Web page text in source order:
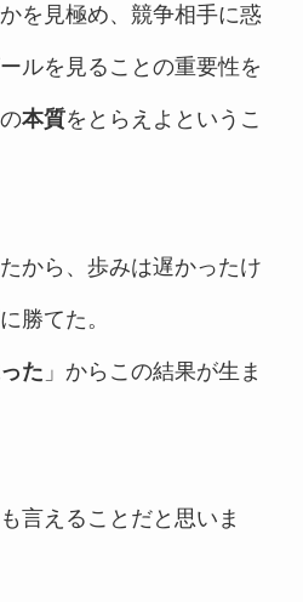
を見極め、競争相手に惑
ルを見ることの重要性を
本質をとらえよというこ
から、歩みは遅かったけ
勝てた。
た 」からこの結果が生ま
言えることだと思いま